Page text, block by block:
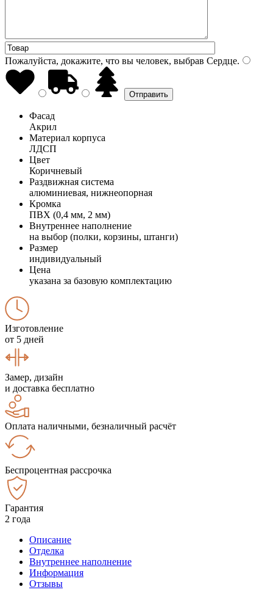
Пожалуйста, докажите, что вы человек, выбрав Сердце.
Фасад
Акрил
Материал корпуса
ЛДСП
Цвет
Коричневый
Раздвижная система
алюминиевая, нижнеопорная
Кромка
ПВХ (0,4 мм, 2 мм)
Внутреннее наполнение
на выбор (полки, корзины, штанги)
Размер
индивидуальный
Цена
указана за базовую комплектацию
Изготовление
от 5 дней
Замер, дизайн
и доставка бесплатно
Оплата наличными, безналичный расчёт
Беспроцентная рассрочка
Гарантия
2 года
Описание
Отделка
Внутреннее наполнение
Информация
Отзывы